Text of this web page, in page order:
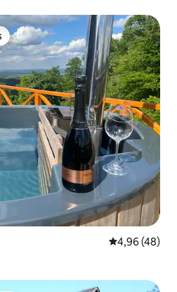
Note
4,96 (48)